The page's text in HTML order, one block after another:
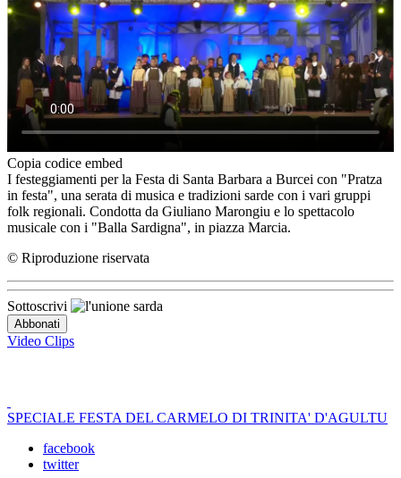
Copia codice embed
I festeggiamenti per la Festa di Santa Barbara a Burcei con "Pratza
in festa", una serata di musica e tradizioni sarde con i vari gruppi
folk regionali. Condotta da Giuliano Marongiu e lo spettacolo
musicale con i "Balla Sardigna", in piazza Marcia.
© Riproduzione riservata
Sottoscrivi
Video Clips
SPECIALE FESTA DEL CARMELO DI TRINITA' D'AGULTU
facebook
twitter